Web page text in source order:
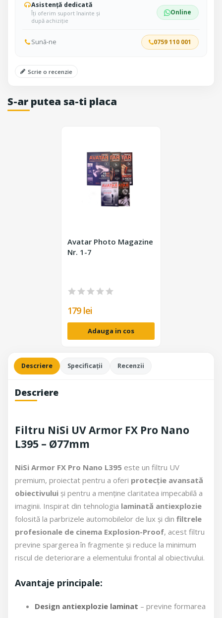
Asistență dedicată
Îți oferim suport înainte și
după achiziție
Online
Sună-ne 0759 110 001
Scrie o recenzie
S-ar putea sa-ti placa
Avatar Photo Magazine
Nr. 1-7
179 lei
Adauga in cos
Descriere Specificații Recenzii
Descriere
Filtru NiSi UV Armor FX Pro Nano
L395 – Ø77mm
NiSi Armor FX Pro Nano L395 este un filtru UV
premium, proiectat pentru a oferi protecție avansată
obiectivului și pentru a menține claritatea impecabilă a
imaginii. Inspirat din tehnologia laminată antiexplozie
folosită la parbrizele automobilelor de lux și din filtrele
profesionale de cinema Explosion-Proof, acest filtru
previne spargerea în fragmente și reduce la minimum
riscul de deteriorare a elementului frontal al obiectivului.
Avantaje principale:
Design antiexplozie laminat – previne formarea